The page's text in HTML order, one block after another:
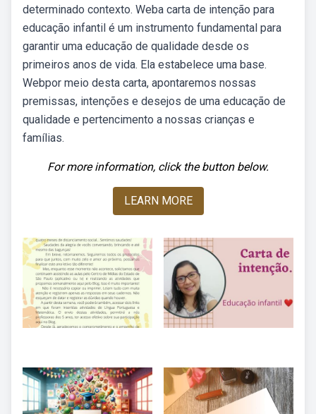
determinado contexto. Weba carta de intenção para
educação infantil é um instrumento fundamental para
garantir uma educação de qualidade desde os
primeiros anos de vida. Ela estabelece uma base.
Webpor meio desta carta, apontaremos nossas
premissas, intenções e desejos de uma educação de
qualidade e pertencimento a nossas crianças e
famílias.
For more information, click the button below.
LEARN MORE